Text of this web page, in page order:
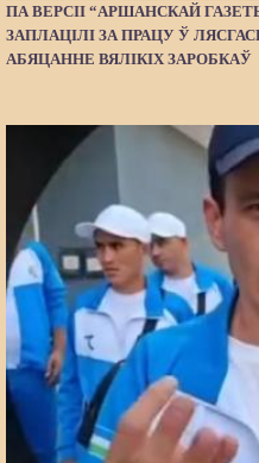
ПА ВЕРСІІ “АРШАНСКАЙ
ЗАПЛАЦІЛІ ЗА ПРАЦУ Ў
АБЯЦАННЕ ВЯЛІКІХ ЗАРОБКАЎ